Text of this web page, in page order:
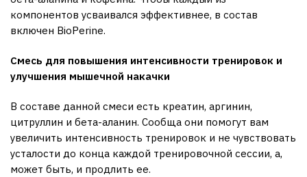
компонентов усваивался эффективнее, в состав
включен BioPerine.
Смесь для повышения интенсивности тренировок и
улучшения мышечной накачки
В составе данной смеси есть креатин, аргинин,
цитруллин и бета-аланин. Сообща они помогут вам
увеличить интенсивность тренировок и не чувствовать
усталости до конца каждой тренировочной сессии, а,
может быть, и продлить ее.